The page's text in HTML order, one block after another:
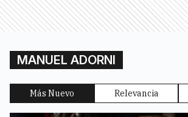
MANUEL ADORNI
Más Nuevo Relevancia